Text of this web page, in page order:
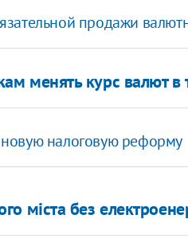
продажи
менять курс валют в
налоговую реформу
міста без